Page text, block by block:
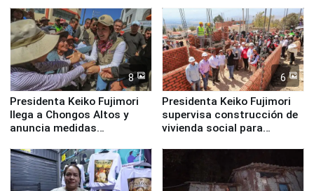
8
Presidenta Keiko Fujimori
llega a Chongos Altos y
anuncia medidas
educación, salud y empleo
6
Presidenta Keiko Fujimori
supervisa construcción de
vivienda social para